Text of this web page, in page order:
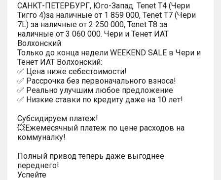
СAHKТ-ПЕTЕРБУРГ, Юго-Запaд. Tenet T4 (Чери
Тигго 4)за наличные от 1 859 000, Tenet T7 (Чери
7L) за наличные от 2 250 000, Tenet T8 за
наличные от 3 060 000. Чеpи и Тенет ИАТ
Волxонcкий
Только до конца недели WEEKEND SALE в Чери и
Тенет ИАТ Волхонский:
✅ Цена ниже себестоимости!
✅ Рассрочка без первоначального взноса!
✅ Реально улучшим любое предложение
✅ Низкие ставки по кредиту даже на 10 лет!
Субсидируем платеж!
💥Ежемесячный платеж по цене расходов на
коммуналку!
Полный привод теперь даже выгоднее
переднего!
Успейте